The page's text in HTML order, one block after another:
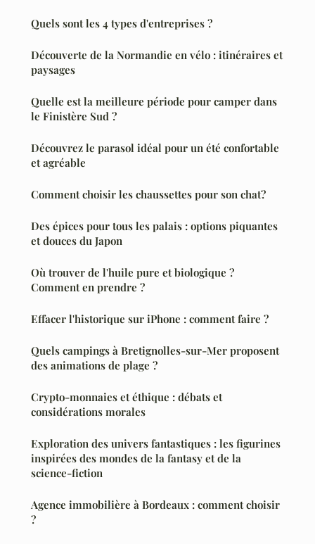
Quels sont les 4 types d'entreprises ?
Découverte de la Normandie en vélo : itinéraires et
paysages
Quelle est la meilleure période pour camper dans
le Finistère Sud ?
Découvrez le parasol idéal pour un été confortable
et agréable
Comment choisir les chaussettes pour son chat?
Des épices pour tous les palais : options piquantes
et douces du Japon
Où trouver de l'huile pure et biologique ?
Comment en prendre ?
Effacer l'historique sur iPhone : comment faire ?
Quels campings à Bretignolles-sur-Mer proposent
des animations de plage ?
Crypto-monnaies et éthique : débats et
considérations morales
Exploration des univers fantastiques : les figurines
inspirées des mondes de la fantasy et de la
science-fiction
Agence immobilière à Bordeaux : comment choisir
?